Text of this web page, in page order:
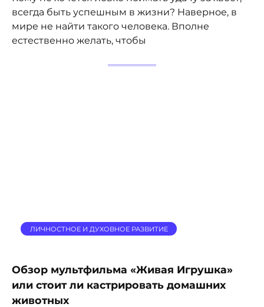
всегда быть успешным в жизни? Наверное, в
мире не найти такого человека. Вполне
естественно желать, чтобы
ЛИЧНОСТНОЕ И ДУХОВНОЕ РАЗВИТИЕ
Обзор мультфильма «Живая Игрушка»
или стоит ли кастрировать домашних
животных